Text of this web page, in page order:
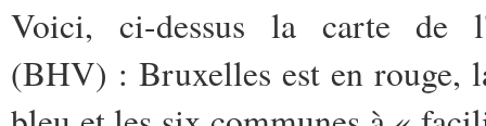
Voici, ci-dessus la carte de
(BHV) : Bruxelles est en rouge,